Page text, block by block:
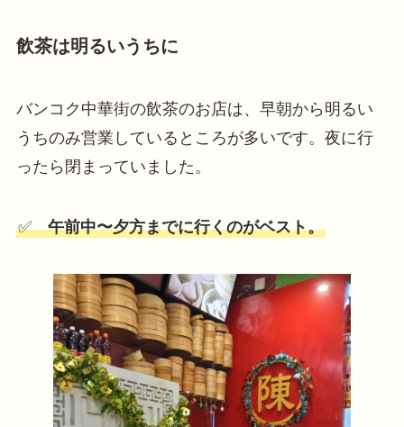
飲茶は明るいうちに
バンコク中華街の飲茶のお店は、早朝から明るい
うちのみ営業しているところが多いです。夜に行
ったら閉まっていました。
✅午前中〜夕方までに行くのがベスト。